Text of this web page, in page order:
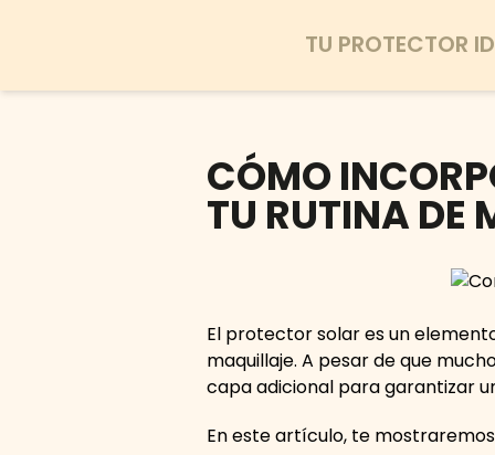
TU PROTECTOR
CÓMO
TU RUTINA DE
El protector solar es un
maquillaje. A pesar de que
capa adicional para garantizar
En este artículo, te